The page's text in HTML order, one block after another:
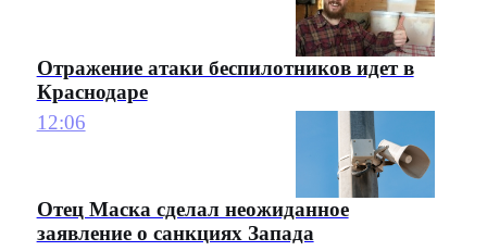
Отражение атаки беспилотников идет в
Краснодаре
12:06
Отец Маска сделал неожиданное
заявление о санкциях Запада